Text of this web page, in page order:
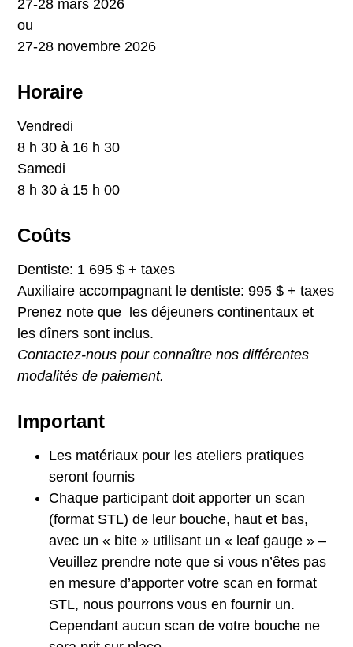
27-28 mars 2026
ou
27-28 novembre 2026
Horaire
Vendredi
8 h 30 à 16 h 30
Samedi
8 h 30 à 15 h 00
Coûts
Dentiste: 1 695 $ + taxes
Auxiliaire accompagnant le dentiste: 995 $ + taxes
Prenez note que les déjeuners continentaux et
les dîners sont inclus.
Contactez-nous pour connaître nos différentes
modalités de paiement.
Important
Les matériaux pour les ateliers pratiques
seront fournis
Chaque participant doit apporter un scan
(format STL) de leur bouche, haut et bas,
avec un « bite » utilisant un « leaf gauge » –
Veuillez prendre note que si vous n’êtes pas
en mesure d’apporter votre scan en format
STL, nous pourrons vous en fournir un.
Cependant aucun scan de votre bouche ne